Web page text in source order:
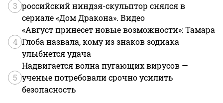
3 российский ниндзя-скульптор снялся в
сериале «Дом Дракона». Видео
4
«Август принесет новые возможности»: Тамара
Глоба назвала, кому из знаков зодиака
улыбнется удача
5
Надвигается волна пугающих вирусов —
ученые потребовали срочно усилить
безопасность